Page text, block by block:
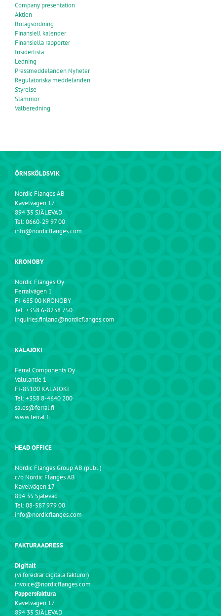
Company presentation
Aktien
Bolagsordning
Finansiell kalender
Finansiella rapporter
Insiderlista
Ledning
Pressmeddelanden Nyheter
Regulatoriska meddelanden
Styrelse
Stämmor
Valberedning
ÖRNSKÖLDSVIK
Nordic Flanges AB
Kavelvägen 17
894 35 SJÄLEVAD
Tel: 0660-29 97 00
info@nordicflanges.com
KRONOBY
Nordic Flanges Oy
Ferralvägen 1
FI-685 00 KRONOBY
Tel: +358 6-8238 750
inquiries.finland@nordicflanges.com
KALAJOKI
Ferral Components Oy
Valulantie 1
FI-85100 KALAJOKI
Tel: +358 8-4640 200
sales@ferral.fi
www.ferral.fi
HEAD OFFICE
Nordic Flanges Group AB (publ.)
c/o Nordic Flanges AB
Kavelvägen 17
894 35 Själevad
Tel: 08-587 979 00
info@nordicflanges.com
FAKTURAADRESS
Digitalt
(vi föredrar digitala fakturor)
invoice@nordicflanges.com
Pappersfaktura
Kavelvägen 17
894 35 SJÄLEVAD